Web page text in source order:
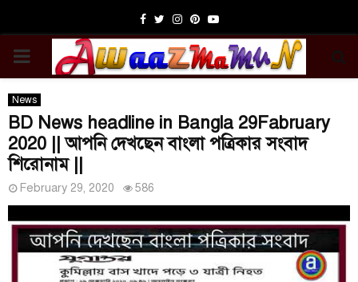
Facebook
TwitterInstagram
Pinterest
Youtube
PRIMARY
MENU
News
BD News headline in Bangla 29Fabruary
2020 || আপনি দেখছেন বাংলা পত্রিকার সংবাদ
শিরোনাম ||
February 29, 2020 586